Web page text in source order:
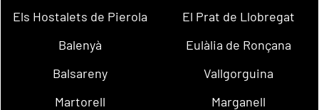
Els Hostalets de Pierola
El Prat de Llobregat
Balenyà
Eulàlia de Ronçana
Balsareny
Vallgorguina
Martorell
Marganell